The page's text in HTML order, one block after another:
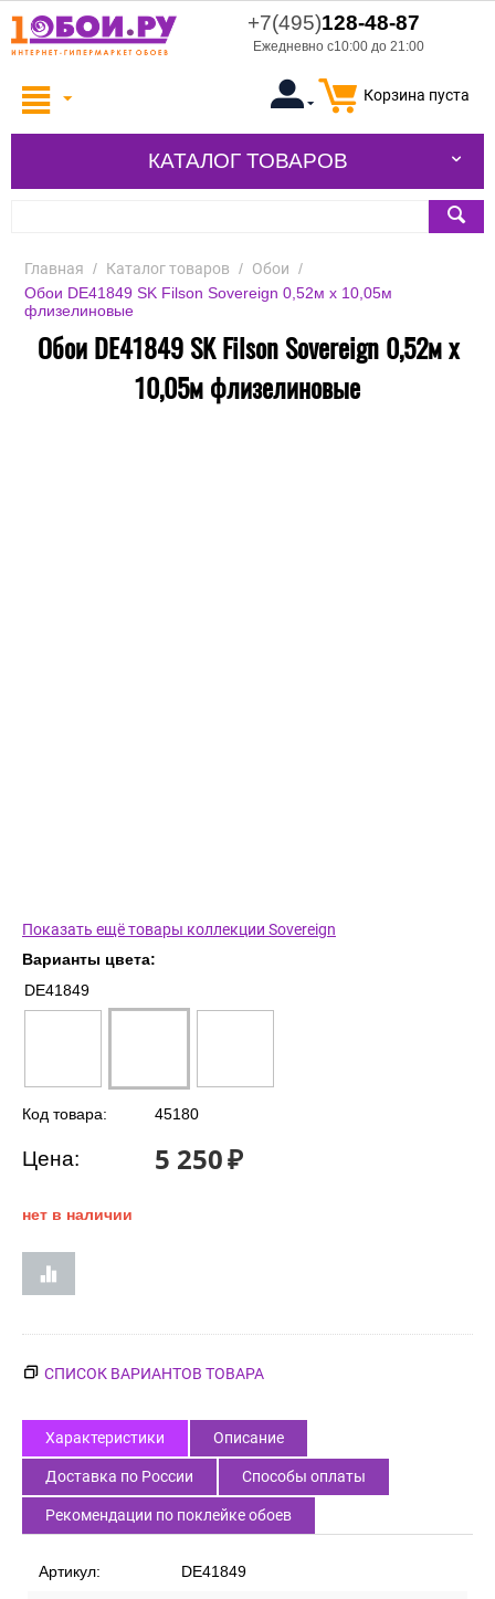
+7(495)128-48-87
Ежедневно с10:00 до 21:00
Корзина пуста
КАТАЛОГ ТОВАРОВ
Главная / Каталог товаров / Обои /
Обои DE41849 SK Filson Sovereign 0,52м х 10,05м
флизелиновые
Обои DE41849 SK Filson Sovereign 0,52м х
10,05м флизелиновые
Показать ещё товары коллекции Sovereign
Варианты цвета:
DE41849
Код товара: 45180
Цена: 5 250₽
нет в наличии
СПИСОК ВАРИАНТОВ ТОВАРА
Характеристики Описание
Доставка по России Способы оплаты
Рекомендации по поклейке обоев
Артикул: DE41849